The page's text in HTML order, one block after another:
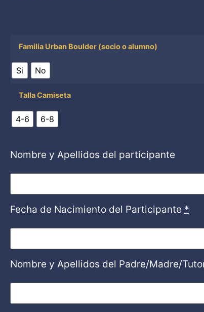
Familia Urban Boulder (socio o alumno)
Si No
Talla Camiseta
4-6 6-8
Nombre y Apellidos del participante
Fecha de Nacimiento del Participante *
Nombre y Apellidos del Padre/Madre/